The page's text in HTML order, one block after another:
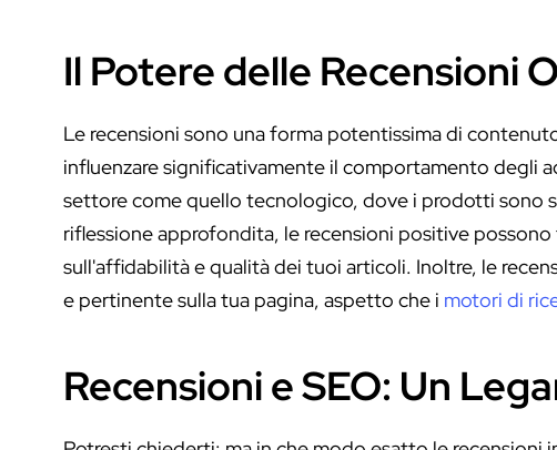
Il Potere delle Recensioni
Le recensioni sono una forma potentissima di
influenzare significativamente il comportamento degli
settore come quello tecnologico, dove i prodotti sono
riflessione approfondita, le recensioni positive
sull'affidabilità e qualità dei tuoi articoli. Inoltre, le
e pertinente sulla tua pagina, aspetto che i motori di
Recensioni e SEO: Un